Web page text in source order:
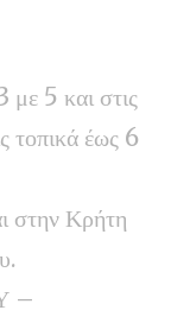
με 5 και στις
τοπικά έως 6
στην Κρήτη
–